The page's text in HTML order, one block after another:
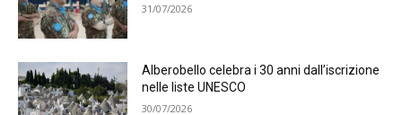
31/07/2026
Alberobello celebra i 30 anni dall’iscrizione
nelle liste UNESCO
30/07/2026